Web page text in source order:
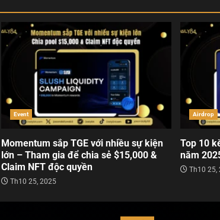
Event
Momentum sắp TGE với nhiều sự kiện
lớn – Tham gia để chia sẻ $15,000 &
Claim NFT độc quyền
Th10 25, 2025
Airdrop
Top 10
năm
Th10 25,